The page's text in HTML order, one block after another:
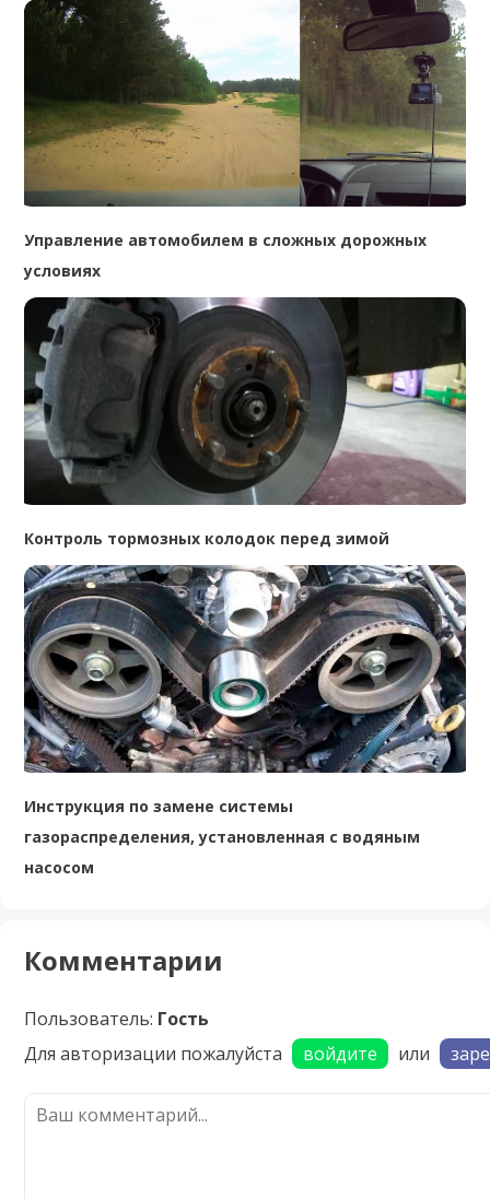
Управление автомобилем в сложных дорожных
условиях
Контроль тормозных колодок перед зимой
Инструкция по замене системы
газораспределения, установленная с водяным
насосом
Комментарии
Пользователь: Гость
Для авторизации пожалуйста
войдите или